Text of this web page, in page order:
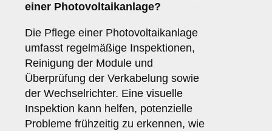
einer Photovoltaikanlage?
Die Pflege einer Photovoltaikanlage
umfasst regelmäßige Inspektionen,
Reinigung der Module und
Überprüfung der Verkabelung sowie
der Wechselrichter. Eine visuelle
Inspektion kann helfen, potenzielle
Probleme frühzeitig zu erkennen, wie